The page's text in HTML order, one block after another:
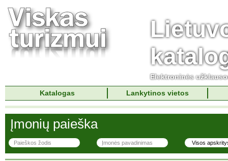
Elektroninės
Katalogas
Lankytinos vietos
Įmonių paieška